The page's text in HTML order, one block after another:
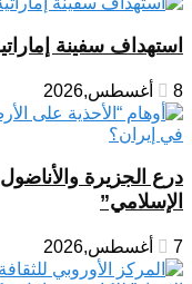
استهداف سفينة
8 أغسطس,2026
درع الجزيرة
الإسلامي”
7 أغسطس,2026